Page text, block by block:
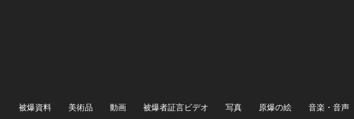
被爆資料 美術品 動画 被爆者証言ビデオ 写真 原爆の絵 音楽・音声